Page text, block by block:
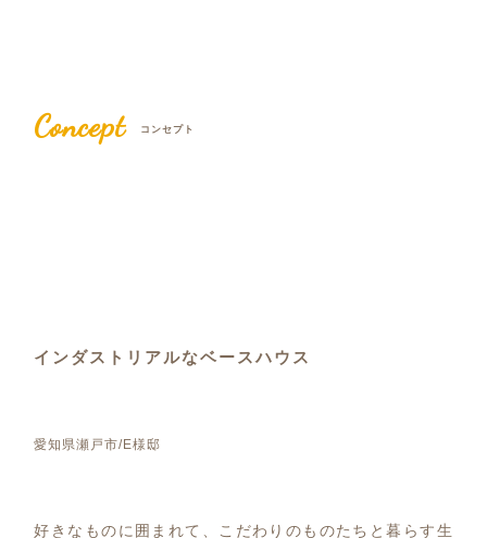
Concept コンセプト
インダストリアルなベースハウス
愛知県瀬戸市/E様邸
好きなものに囲まれて、こだわりのものたちと暮らす生